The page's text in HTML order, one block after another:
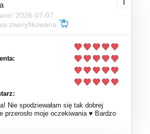
2026-07-07
zweryfikowana
Nie spodziewałam się tak dobrej
przerosło moje oczekiwania ♥️ Bardzo